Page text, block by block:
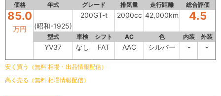
価格 年式 グレード 排気量 走行距離 総合評価
85.0
万円 (昭和-1925)
200GT-t 2000cc 42,000km 4.5
型式 車検 シフト AC 色 内装 外装
YV37 なし FAT AAC シルバー - -
安く買う（無料 相場・出品情報配信）
高く売る（無料 相場情報配信）